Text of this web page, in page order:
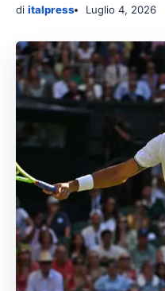
di italpress Luglio 4, 2026